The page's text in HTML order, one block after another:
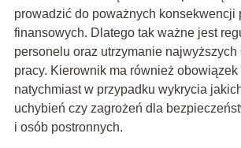
prowadzić do poważnych konsekwencji
finansowych. Dlatego tak ważne jest
personelu oraz utrzymanie najwyższych
pracy. Kierownik ma również
natychmiast w przypadku wykrycia
uchybień czy zagrożeń dla
i osób postronnych.